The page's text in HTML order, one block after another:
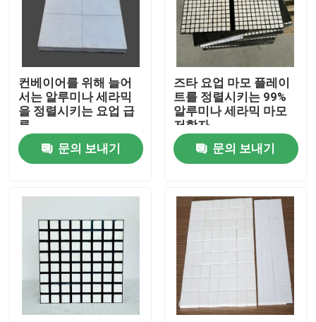
홈
동영상
회사 소개
컨베이어를 위해 늘어
서는 알루미나 세라믹
을 정렬시키는 요업 급
류
문의 보내기
즈타 요업 마모 플레이
트를 정렬시키는 99%
알루미나 세라믹 마모
저항자
문의 보내기